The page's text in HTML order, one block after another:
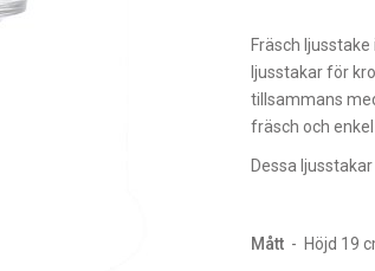
Fräsch
ljusstakar för
tillsammans
fräsch och enkel
Dessa
Mått- Höjd 19